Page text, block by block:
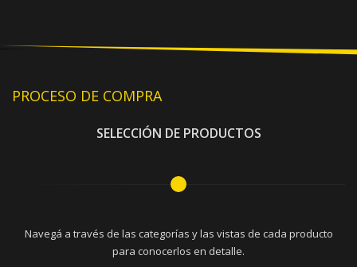
PROCESO DE COMPRA
SELECCIÓN DE PRODUCTOS
Navegá a través de las categorías y las vistas de cada producto
para conocerlos en detalle.